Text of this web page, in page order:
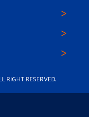
RIGHT RESERVED.